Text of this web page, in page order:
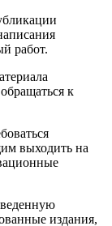
работ.
к
выходить на
издания,